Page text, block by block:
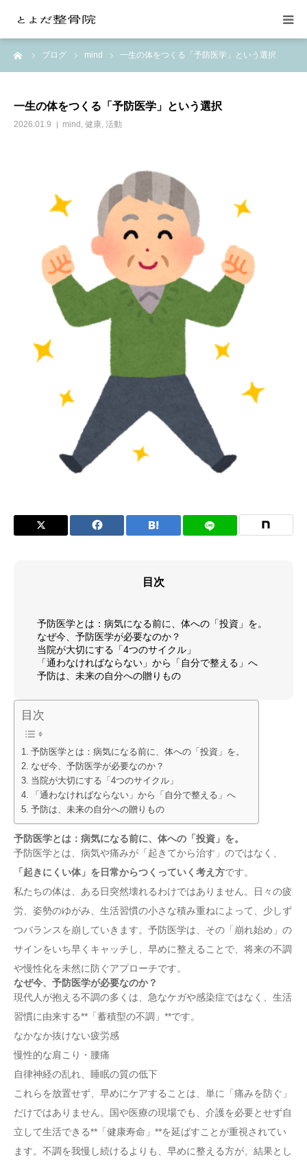
ブログ mind 一生の体をつくる「予防医学」という選択
一生の体をつくる「予防医学」という選択
2026.01.9 mind , 健康, 活動
目次
予防医学とは：病気になる前に、体への「投資」を。
なぜ今、予防医学が必要なのか？
当院が大切にする「4つのサイクル」
「通わなければならない」から「自分で整える」へ
予防は、未来の自分への贈りもの
目次
予防医学とは：病気になる前に、体への「投資」を。
なぜ今、予防医学が必要なのか？
当院が大切にする「4つのサイクル」
「通わなければならない」から「自分で整える」へ
予防は、未来の自分への贈りもの
予防医学とは：病気になる前に、体への「投資」を。
予防医学とは、病気や痛みが「起きてから治す」のではなく、
「起きにくい体」を日常からつくっていく考え方です。
私たちの体は、ある日突然壊れるわけではありません。日々の疲
労、姿勢のゆがみ、生活習慣の小さな積み重ねによって、少しず
つバランスを崩していきます。予防医学は、その「崩れ始め」の
サインをいち早くキャッチし、早めに整えることで、将来の不調
や慢性化を未然に防ぐアプローチです。
なぜ今、予防医学が必要なのか？
現代人が抱える不調の多くは、急なケガや感染症ではなく、生活
習慣に由来する**「蓄積型の不調」**です。
なかなか抜けない疲労感
慢性的な肩こり・腰痛
自律神経の乱れ、睡眠の質の低下
これらを放置せず、早めにケアすることは、単に「痛みを防ぐ」
だけではありません。国や医療の現場でも、介護を必要とせず自
立して生活できる**「健康寿命」**を延ばすことが重視されてい
ます。不調を我慢し続けるよりも、早めに整える方が、結果とし
当院の紹介
月額会員制
お問い合わせ
よみもの